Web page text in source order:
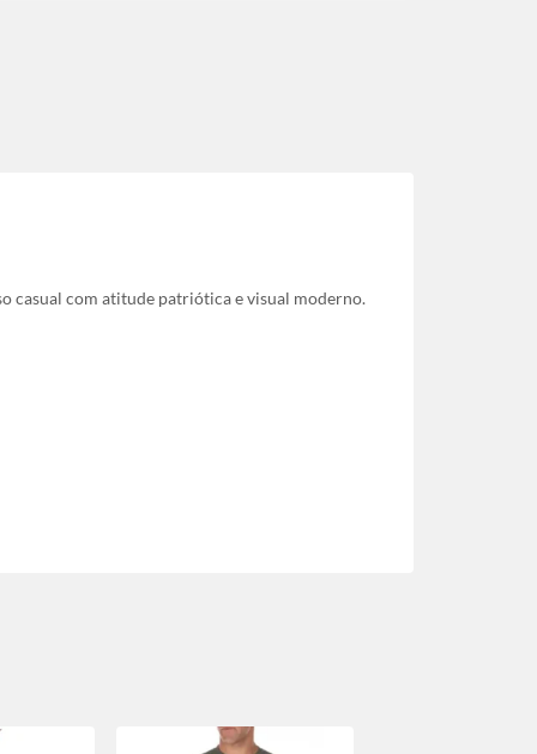
casual com atitude patriótica e visual moderno.